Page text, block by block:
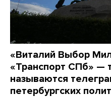
«Виталий Выбор
«Транспорт СПб» —
называются
петербургских